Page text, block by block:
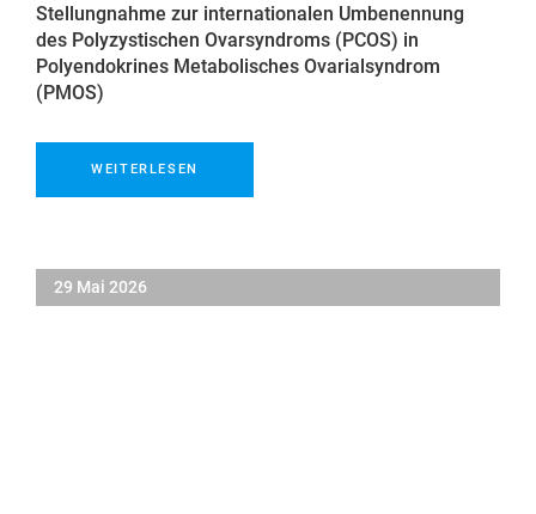
Stellungnahme zur internationalen Umbenennung
des Polyzystischen Ovarsyndroms (PCOS) in
Polyendokrines Metabolisches Ovarialsyndrom
(PMOS)
WEITERLESEN
29 Mai 2026